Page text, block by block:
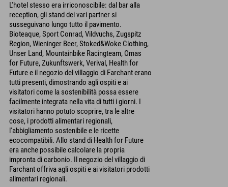
L'hotel stesso era irriconoscibile: dal bar alla
reception, gli stand dei vari partner si
susseguivano lungo tutto il pavimento.
Bioteaque, Sport Conrad, Vildvuchs, Zugspitz
Region, Wieninger Beer, Stoked&Woke Clothing,
Unser Land, Mountainbike Racingteam, Omas
for Future, Zukunftswerk, Verival, Health for
Future e il negozio del villaggio di Farchant erano
tutti presenti, dimostrando agli ospiti e ai
visitatori come la sostenibilità possa essere
facilmente integrata nella vita di tutti i giorni. I
visitatori hanno potuto scoprire, tra le altre
cose, i prodotti alimentari regionali,
l'abbigliamento sostenibile e le ricette
ecocompatibili. Allo stand di Health for Future
era anche possibile calcolare la propria
impronta di carbonio. Il negozio del villaggio di
Farchant offriva agli ospiti e ai visitatori prodotti
alimentari regionali.